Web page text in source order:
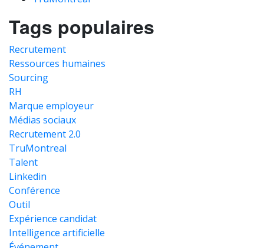
Tags populaires
Recrutement
Ressources humaines
Sourcing
RH
Marque employeur
Médias sociaux
Recrutement 2.0
TruMontreal
Talent
Linkedin
Conférence
Outil
Expérience candidat
Intelligence artificielle